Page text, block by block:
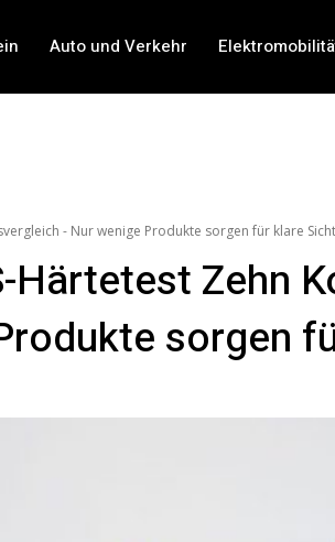
Auto und Verkehr
- Nur wenige Produkte sorgen für klare Sicht
Härtetest Zehn
sorgen